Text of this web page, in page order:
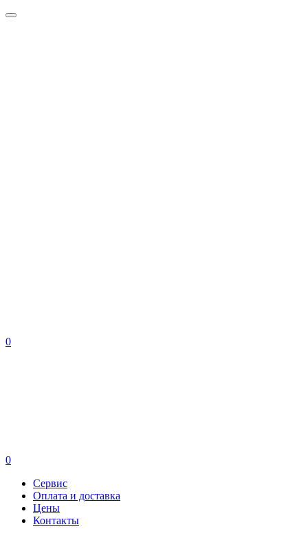
0
0
Сервис
Оплата и доставка
Цены
Контакты